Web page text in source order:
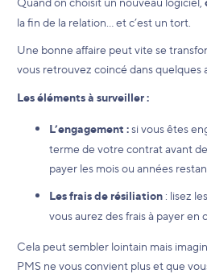
la fin de la relation… et c’est un tort.
Une bonne affaire peut vite se
vous retrouvez coincé dans quelques
Les éléments à surveiller :
L’engagement :si vous êtes
terme de votre contrat avant
payer les mois ou années
Les frais de résiliation : lisez
vous aurez des frais à payer en
Cela peut sembler lointain mais
PMS ne vous convient plus et que